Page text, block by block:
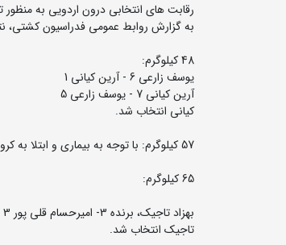
رقابت های انتخابی درون اردویی به منظور تعیین تکلیف 4 وزن 48، 57، 68 و 85 کیلوگرم تیم ملی کشتی فرنگی
به گزارش روابط عمومی فدراسیون کشتی،
48 کیلوگرم:
یوسف زارعی 6 - آرین کیانی 1
آرین کیانی 7 - یوسف زارعی 5
کیانی انتخاب شد.
57 کیلوگرم: با توجه به بیماری و ابتلا به کرونا مهدی نوروزی، پوریا رجعی بعنوان ملی پوش این وزن انتخاب شد.
65 کیلوگرم:
بهزاد تاجیک، برنده 3- امیرحسام قلی پور 3
تاجیک انتخاب شد.